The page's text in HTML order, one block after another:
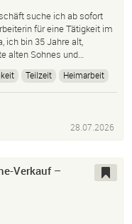
suche ich ab sofort
für eine Tätigkeit im
ich bin 35 Jahre alt,
alten Sohnes und…
Teilzeit
Heimarbeit
28.07.2026
Verkauf –